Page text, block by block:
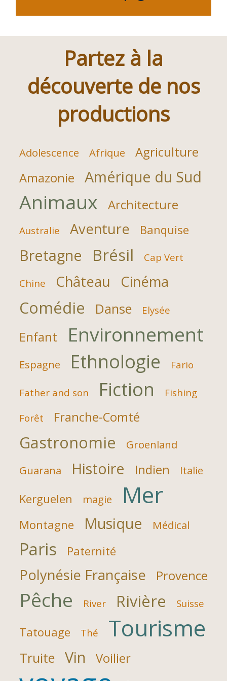
Partez à la
découverte de nos
productions
Adolescence Afrique
Agriculture
Amazonie
Amérique du Sud
Animaux Architecture
Australie Aventure Banquise
Bretagne Brésil Cap Vert
Chine Château Cinéma
Comédie Danse Elysée
Enfant Environnement
Espagne Ethnologie Fario
Father and son Fiction
Fishing
Forêt
Franche-Comté
Gastronomie
Groenland
Guarana
Histoire Indien Italie
Kerguelen magie Mer
Montagne Musique Médical
Paris Paternité
Polynésie Française Provence
Pêche River Rivière Suisse
Tatouage Thé Tourisme
Truite Vin Voilier